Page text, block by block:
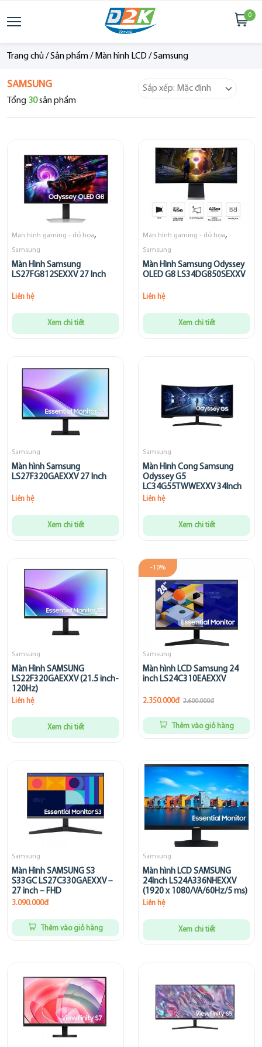
0
Trang chủ/Sản phẩm/ Màn hình LCD/Samsung
SAMSUNG
Tổng 30sản phẩm
Màn hình gaming - đồ họa,
Samsung
Màn Hình Samsung
LS27FG812SEXXV 27 Inch
Liên hệ
Xem chi tiết
Màn hình gaming - đồ họa,
Samsung
Màn Hình Samsung Odyssey
OLED G8 LS34DG850SEXXV
Liên hệ
Xem chi tiết
Samsung
Màn hình Samsung
LS27F320GAEXXV 27 Inch
Liên hệ
Xem chi tiết
Samsung
Màn Hình Cong Samsung
Odyssey G5
LC34G55TWWEXXV 34Inch
Liên hệ
Xem chi tiết
Samsung
Màn Hình SAMSUNG
LS22F320GAEXXV (21.5 inch-
120Hz)
Liên hệ
Xem chi tiết
-10%
Samsung
Màn hình LCD Samsung 24
inch LS24C310EAEXXV
2.350.000đ 2.600.000đ
Thêm vào giỏ hàng
Samsung
Màn Hình SAMSUNG S3
S33GC LS27C330GAEXXV –
27 inch – FHD
3.090.000đ
Thêm vào giỏ hàng
Samsung
Màn hình LCD SAMSUNG
24Inch LS24A336NHEXXV
(1920 x 1080/VA/60Hz/5 ms)
Liên hệ
Xem chi tiết